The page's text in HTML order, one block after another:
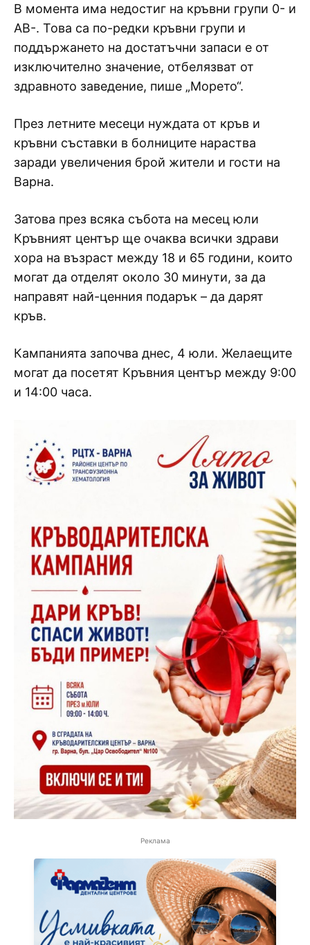
В момента има недостиг на кръвни групи 0- и
AB-. Това са по-редки кръвни групи и
поддържането на достатъчни запаси е от
изключително значение, отбелязват от
здравното заведение, пише „Морето“.
През летните месеци нуждата от кръв и
кръвни съставки в болниците нараства
заради увеличения брой жители и гости на
Варна.
Затова през всяка събота на месец юли
Кръвният център ще очаква всички здрави
хора на възраст между 18 и 65 години, които
могат да отделят около 30 минути, за да
направят най-ценния подарък – да дарят
кръв.
Кампанията започва днес, 4 юли. Желаещите
могат да посетят Кръвния център между 9:00
и 14:00 часа.
Реклама